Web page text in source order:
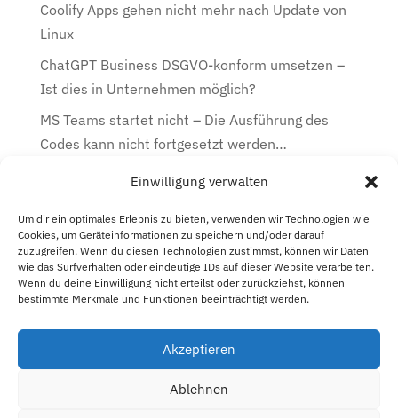
Einwilligung verwalten
Um dir ein optimales Erlebnis zu bieten, verwenden wir Technologien wie
Cookies, um Geräteinformationen zu speichern und/oder darauf
zuzugreifen. Wenn du diesen Technologien zustimmst, können wir Daten
wie das Surfverhalten oder eindeutige IDs auf dieser Website verarbeiten.
Wenn du deine Einwilligung nicht erteilst oder zurückziehst, können
bestimmte Merkmale und Funktionen beeinträchtigt werden.
Akzeptieren
Ablehnen
Coolify Apps gehen nicht mehr nach Update von
Linux
ChatGPT Business DSGVO-konform umsetzen –
Ist dies in Unternehmen möglich?
MS Teams startet nicht – Die Ausführung des
Codes kann nicht fortgesetzt werden…
Kategorien
Archiv
Archiv
Cookie-Richtlinie (EU)